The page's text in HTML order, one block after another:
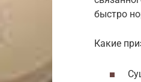
быстро
Какие